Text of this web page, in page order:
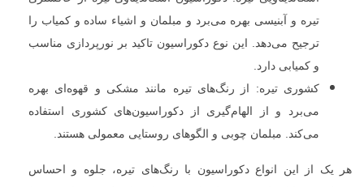
تیره و آبنیسی بهره می‌برد و مبلمان و اشیاء ساده و کمیاب را
ترجیح می‌دهد. این نوع دکوراسیون تاکید بر نورپردازی مناسب
و کمیابی دارد.
کشوری تیره: از رنگ‌های تیره مانند مشکی و قهوه‌ای بهره
می‌برد و از الهام‌گیری از دکوراسیون‌های کشوری استفاده
می‌کند. مبلمان چوبی و الگوهای روستایی معمولی هستند.
هر یک از این انواع دکوراسیون با رنگ‌های تیره، جلوه و احساس